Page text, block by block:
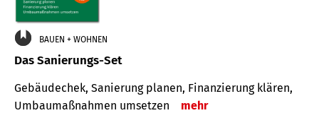
BAUEN + WOHNEN
Das Sanierungs-Set
Gebäudechek, Sanierung planen, Finanzierung klären,
Umbaumaßnahmen umsetzen
mehr